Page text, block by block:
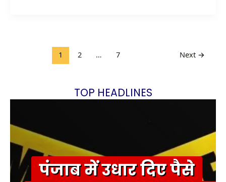
1 2 … 7 Next →
TOP HEADLINES
पंजाब में उधार दिए पैसे